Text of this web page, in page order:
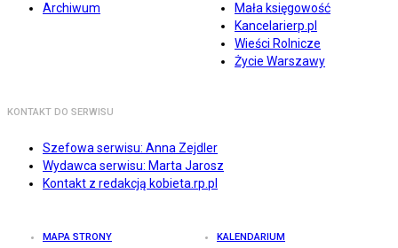
Archiwum
Mała księgowość
Kancelarierp.pl
Wieści Rolnicze
Życie Warszawy
KONTAKT DO SERWISU
Szefowa serwisu: Anna Zejdler
Wydawca serwisu: Marta Jarosz
Kontakt z redakcją kobieta.rp.pl
MAPA STRONY KALENDARIUM